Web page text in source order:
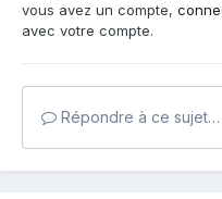
vous avez un compte,
avec votre compte.
Répondre à ce sujet…